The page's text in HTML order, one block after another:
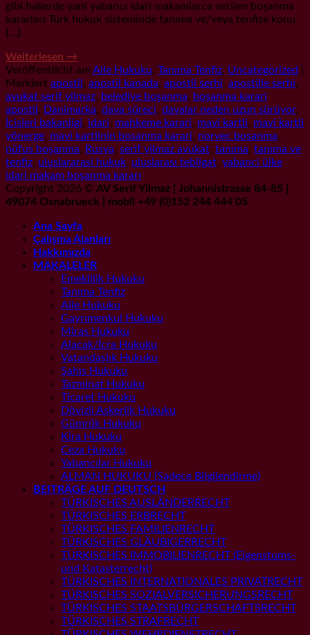
gibi hallerde yani yabancı idari makamlarca verilen boşanma
kararları Türk hukuk sisteminde tanıma ve/veya tenfize konu
[…]
Weiterlesen →
Veröffentlicht am Aile Hukuku, Tanıma Tenfiz, Uncategorized
Markiert apostil , apostil kanada, apostil serhi, apostille serhi,
avukat serif yilmaz, belediye boşanma, boşanma karari
apostil , Danimarka, dava süreci, davalar neden uzun sürüyor,
İcisleri bakanligi, idari, mahkeme karari, mavi kartli, mavi kartli
yönerge, mavi kartlinin bosanma karari, norvec bosanma,
nüfus boşanma, Rusya, serif yilmaz avukat, tanıma, tanıma ve
tenfiz, uluslararasi hukuk, uluslarası tebligat, yabanci ülke
idari makam boşanma kararı
Copyright 2026 © AV Serif Yilmaz | Johannistrasse 84-85 |
49074 Osnabrueck | mobil +49 (0)152 244 444 05
Ana Sayfa
Çalışma Alanları
Hakkımızda
MAKALELER
Emeklilik Hukuku
Tanıma Tenfiz
Aile Hukuku
Gayrımenkul Hukuku
Miras Hukuku
Alacak/İcra Hukuku
Vatandaşlık Hukuku
Şahıs Hukuku
Tazminat Hukuku
Ticaret Hukuku
Dövizli Askerlik Hukuku
Gümrük Hukuku
Kira Hukuku
Ceza Hukuku
Yabancılar Hukuku
ALMAN HUKUKU (Sadece Bilgilendirme)
BEITRÄGE AUF DEUTSCH
TÜRKISCHES AUSLÄNDERRECHT
TÜRKISCHES ERBRECHT
TÜRKISCHES FAMILIENRECHT
TÜRKISCHES GLÄUBIGERRECHT
TÜRKISCHES IMMOBILIENRECHT (Eigenstums-
und Katasterrecht)
TÜRKISCHES INTERNATIONALES PRIVATRECHT
TÜRKISCHES SOZIALVERSICHERUNGSRECHT
TÜRKISCHES STAATSBÜRGERSCHAFTSRECHT
TÜRKISCHES STRAFRECHT